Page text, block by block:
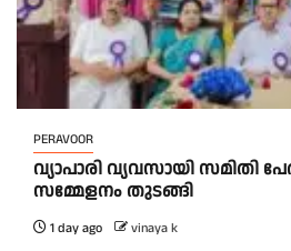
PERAVOOR
വ്യാപാരി വ്യവസായി സമിതി
സമ്മേളനം തുടങ്ങി
1 day ago vinaya k